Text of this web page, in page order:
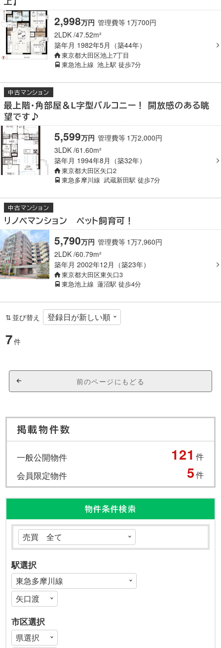
2LDK 47.52m²
築年月 1982年5月（築44年）
東京都大田区池上7丁目
東急池上線 池上駅 徒歩7分
2,998万円 管理費等 1万700円
中古マンション
最上階・角部屋＆L字型バルコニー！ 開放感のある眺
望です♪
3LDK 61.60m²
築年月 1994年8月（築32年）
東京都大田区矢口2
東急多摩川線 武蔵新田駅 徒歩7分
5,599万円 管理費等 1万2,000円
中古マンション
リノベマンション ペット飼育可！
2LDK 60.79m²
築年月 2002年12月（築23年）
東京都大田区東矢口3
東急池上線 蓮沼駅 徒歩4分
5,790万円 管理費等 1万7,960円
並び替え
7件
前のページにもどる
掲載物件数
一般公開物件 121 件
会員限定物件 5件
物件条件検索
駅選択
市区選択